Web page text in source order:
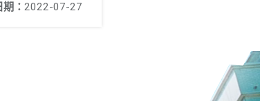
： 2022-07-27